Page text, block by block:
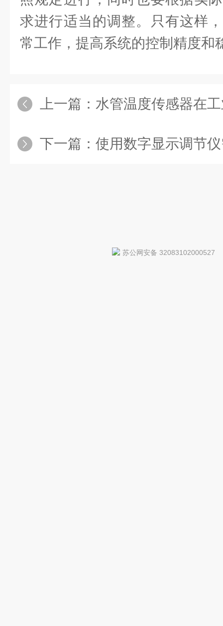
求进行适当的调整。只有这样
常工作，提高系统的控制精度和
上一篇： 水管温度传感器在工业
下一篇： 使用数字显示调节
苏公网安备 32083102000527